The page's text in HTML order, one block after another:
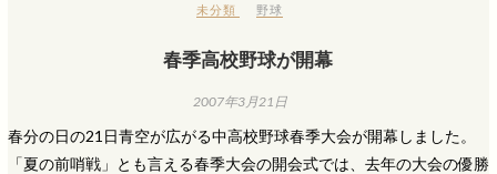
未分類 野球
春季高校野球が開幕
2007年3月21日
春分の日の21日青空が広がる中高校野球春季大会が開幕しました。
「夏の前哨戦」とも言える春季大会の開会式では、去年の大会の優勝